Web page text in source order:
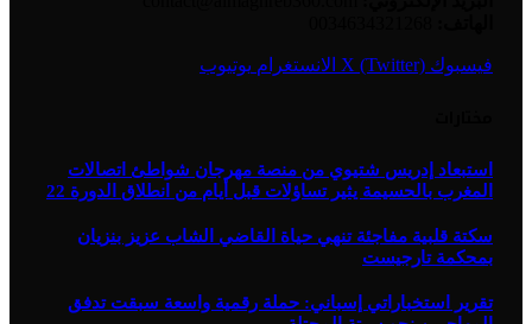
فيسبوك X (Twitter) الانستغرام يوتيوب
استبعاد إدريس شتيوي من منصة مهرجان شواطئ اتصالات
المغرب بالحسيمة يثير تساؤلات قبل أيام من انطلاق الدورة 22
سكتة قلبية مفاجئة تنهي حياة القاضي الشاب عزيز بنزيان
بمحكمة تارجيست
تقرير استخباراتي إسباني: حملة رقمية واسعة سبقت تدفق